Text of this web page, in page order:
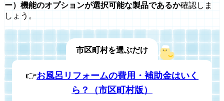
ー）機能のオプションが選択可能な製品であるか確認しま
しょう。
市区町村を選ぶだけ
👉お風呂リフォームの費用・補助金はいく
ら？（市区町村版）